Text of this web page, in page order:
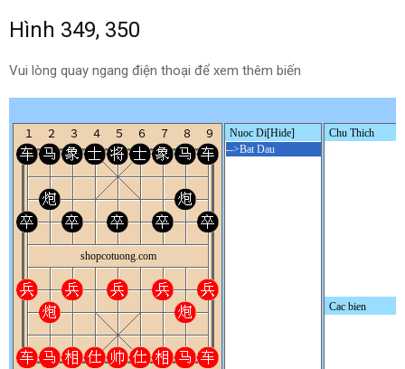
Hình 349, 350
Vui lòng quay ngang điện thoại để xem thêm biến